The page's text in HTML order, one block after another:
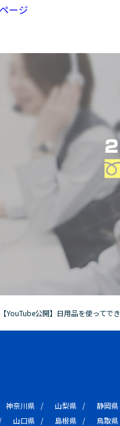
ージ
【YouTube公開】日用品を使ってで
神奈川県 山梨県
静岡県
山口県 島根県 鳥取県